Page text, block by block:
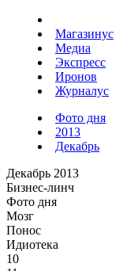
Магазинус
Медиа
Экспресс
Иронов
Журналус
Фото дня
2013
Декабрь
Декабрь 2013
Бизнес-линч
Фото дня
Мозг
Понос
Идиотека
10